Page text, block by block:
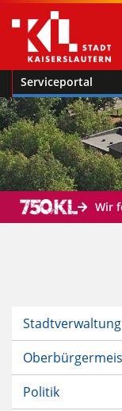
Serviceportal
Wir
Stadtverwaltung
Politik